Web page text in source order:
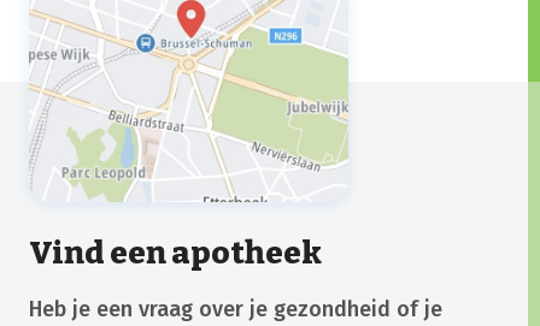
Vind een apotheek
Heb je een vraag over je gezondheid of je